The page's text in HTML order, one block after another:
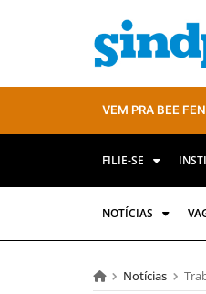
VEM PRA BEE
FILIE-SE
NOTÍCIAS
Notícias